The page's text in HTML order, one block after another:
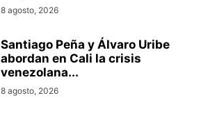
8 agosto, 2026
Santiago Peña y Álvaro Uribe
abordan en Cali la crisis
venezolana...
8 agosto, 2026